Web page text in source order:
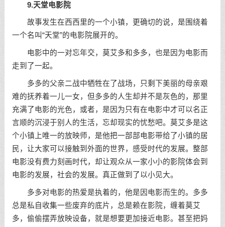
9.天堂电影院
故事发生在西西里的一个小镇，更确切的说，是围绕着
一个名叫“天堂”的电影院展开的。
电影中的一对忘年交，莫艾多和多多，也是因为电影而
走到了一起。
多多的父亲二战中牺牲在了战场，只剩下美丽的母亲艰
难的抚养着一儿一女，但多多的人生却并不是灰色的，那里
充满了电影的光色，或者，是因为只有在电影中才可以名正
言顺的沉浸于别人的生活，忘却现实的忧愁吧。莫艾多是这
个小镇上唯一的放映师，是他把一部部电影带给了小镇的居
民，让大家可以接触到外面的世界，感受时代的发展。整部
电影没有费力刻画时代，却让观众从一家小小的影院体会到
电影的发展，社会的发展。真正做到了以小见大。
多多对电影的热爱是执着的，他是因电影而生的。多多
总是私自收集一些废弃的底片，总是赖在影院，缠着莫艾
多，偷偷摆弄放映设备，就是想要更加接近电影。甚至把妈